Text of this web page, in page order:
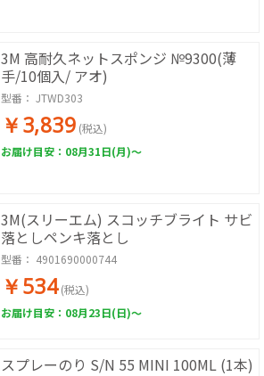
3M 高耐久ネットスポンジ №9300(薄
手/10個入/ アオ)
型番： JTWD303
￥3,839 (税込)
お届け目安：08月31日(月)～
3M(スリーエム) スコッチブライト サビ
落としペンキ落とし
型番： 4901690000744
￥534 (税込)
お届け目安：08月23日(日)～
スプレーのり S/N 55 MINI 100ML (1本)